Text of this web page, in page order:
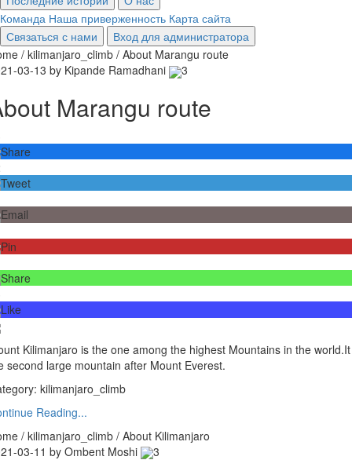
Команда Наша приверженность Карта сайта
Связаться с нами
Вход для администратора
/ kilimanjaro_climb / About Marangu route
03-13 by Kipande Ramadhani
3
Marangu route
Share
Tweet
Email
Pin
Share
Like
Kilimanjaro is the one among the highest Mountains in the
second large mountain after Mount Everest.
kilimanjaro_climb
Reading...
/ kilimanjaro_climb / About Kilimanjaro
03-11 by Ombent Moshi
3